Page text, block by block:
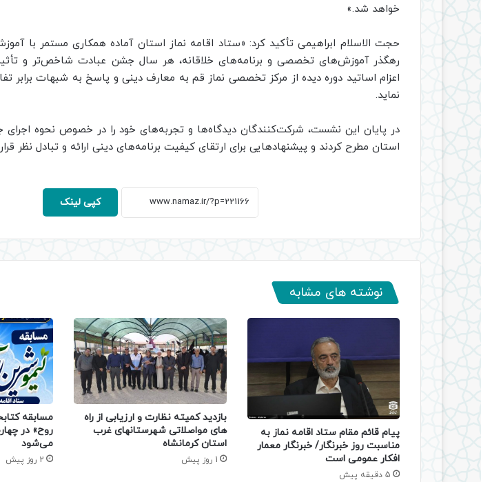
خواهد شد.»
حجت الاسلام ابراهیمی تأکید کرد: «ستاد اقامه نماز استان آماده همکاری مستمر با
رهگذر آموزش‌های تخصصی و برنامه‌های خلاقانه، هر سال جشن عبادت شاخص‌تر و
اعزام اساتید دوره دیده از مرکز تخصصی نماز قم به معارف دینی و پاسخ به شبهات برابر
نماید.
در پایان این نشست، شرکت‌کنندگان دیدگاه‌ها و تجربه‌های خود را در خصوص نحوه
استان مطرح کردند و پیشنهادهایی برای ارتقای کیفیت برنامه‌های دینی ارائه و تبادل نظر
کپی لینک
نوشته های مشابه
پیام قائم مقام ستاد اقامه نماز به
مناسبت روز خبرنگار/ خبرنگار معمار
افکار عمومی است
5 دقیقه پیش
بازدید کمیته نظارت و ارزیابی از راه
های مواصلاتی شهرستانهای غرب
استان کرمانشاه
1 روز پیش
مسابقه
روح» در
می‌شود
2 روز پیش